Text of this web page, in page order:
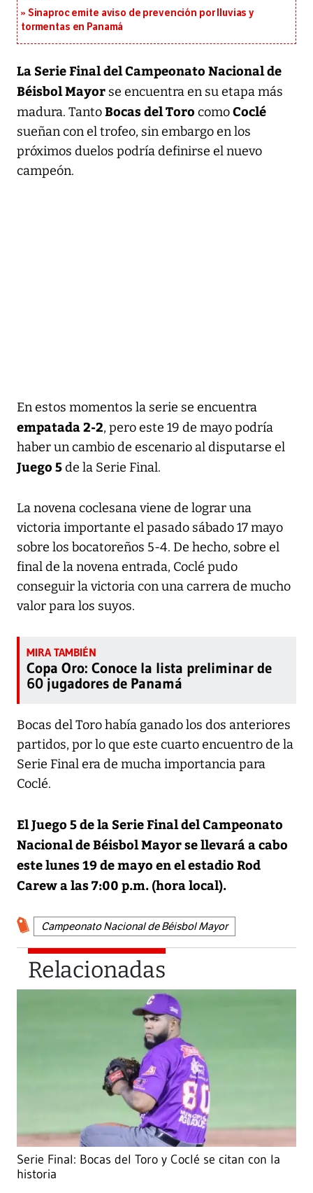
Sinaproc emite aviso de prevención por lluvias y
tormentas en Panamá
La Serie Final del Campeonato Nacional de
Béisbol Mayor se encuentra en su etapa más
madura. TantoBocas del Toro comoCoclé
sueñan con el trofeo, sin embargo en los
próximos duelos podría definirse el nuevo
campeón.
En estos momentos la serie se encuentra
empatada 2-2, pero este 19 de mayo podría
haber un cambio de escenario al disputarse el
Juego 5de la Serie Final.
La novena coclesana viene de lograr una
victoria importante el pasado sábado 17 mayo
sobre los bocatoreños 5-4. De hecho, sobre el
final de la novena entrada, Coclé pudo
conseguir la victoria con una carrera de mucho
valor para los suyos.
Copa Oro: Conoce la lista preliminar de
60 jugadores de Panamá
Bocas del Toro había ganado los dos anteriores
partidos, por lo que este cuarto encuentro de la
Serie Final era de mucha importancia para
Coclé.
El Juego 5 de la Serie Final del Campeonato
Nacional de Béisbol Mayor se llevará a cabo
este lunes 19 de mayo en el estadio Rod
Carew a las 7:00 p.m. (hora local).
Campeonato Nacional de Béisbol Mayor
Relacionadas
Serie Final: Bocas del Toro y Coclé se citan con la
historia